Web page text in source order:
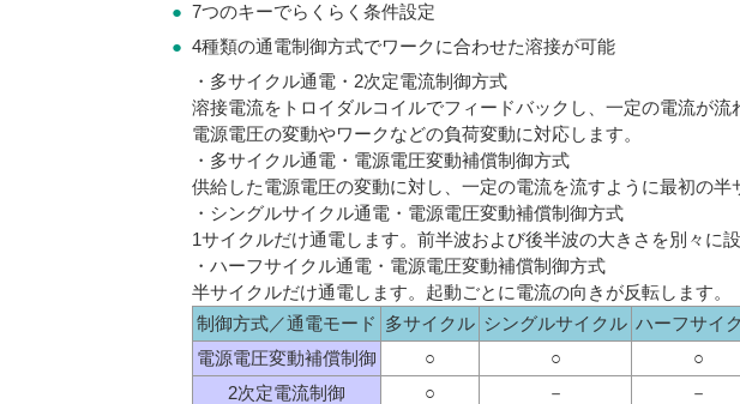
● 7つのキーでらくらく条件設定
● 4種類の通電制御方式でワークに合わせた溶接が可能
・多サイクル通電・2次定電流制御方式
溶接電流をトロイダルコイルでフィードバックし、一定の電流が流
電源電圧の変動やワークなどの負荷変動に対応します。
・多サイクル通電・電源電圧変動補償制御方式
供給した電源電圧の変動に対し、一定の電流を流すように最初の半
・シングルサイクル通電・電源電圧変動補償制御方式
1サイクルだけ通電します。前半波および後半波の大きさを別々に
・ハーフサイクル通電・電源電圧変動補償制御方式
半サイクルだけ通電します。起動ごとに電流の向きが反転します。
制御方式／通電モード 多サイクル シングルサイクル ハーフサイ
電源電圧変動補償制御
○ ○
○
2次定電流制御
○ －
－